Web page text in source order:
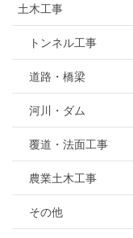
土木工事
トンネル工事
道路・橋梁
河川・ダム
覆道・法面工事
農業土木工事
その他